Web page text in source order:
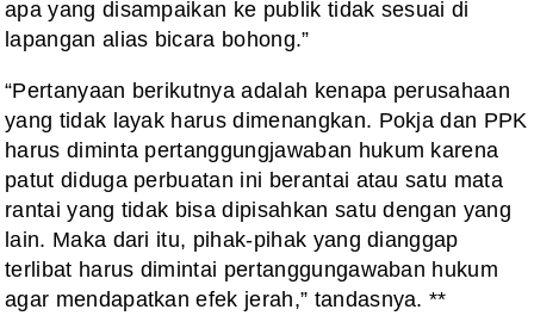
apa yang disampaikan ke publik tidak sesuai di
lapangan alias bicara bohong.”
“Pertanyaan berikutnya adalah kenapa perusahaan
yang tidak layak harus dimenangkan. Pokja dan PPK
harus diminta pertanggungjawaban hukum karena
patut diduga perbuatan ini berantai atau satu mata
rantai yang tidak bisa dipisahkan satu dengan yang
lain. Maka dari itu, pihak-pihak yang dianggap
terlibat harus dimintai pertanggungawaban hukum
agar mendapatkan efek jerah,” tandasnya. **